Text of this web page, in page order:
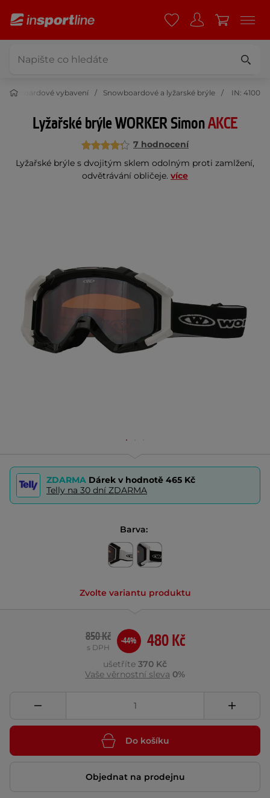
vybavení Snowboardové a lyžarské brýle IN: 4100
Lyžařské brýle WORKER SimonAKCE
7 hodnocení
Lyžařské brýle s dvojitým sklem odolným proti zamlžení,
odvětrávání obličeje. více
ZDARMA Dárek v hodnotě 465 Kč
Telly na 30 dní ZDARMA
Barva:
Zvolte variantu produktu
480 Kč
850 Kč
s DPH
-44%
ušetříte 370 Kč
Vaše věrnostní sleva 0%
Do košíku
Objednat na prodejnu